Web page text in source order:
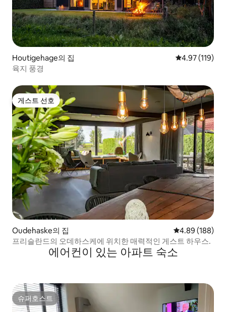
Houtigehage의 집 평점 4.97점(5
4.97 (119)
육지 풍경
게스트 선호
게스트 선호
Oudehaske의 집 평점 4.89점(5
4.89 (188)
프리슬란드의 오데하스케에 위치한 매력적인 게스트 하우스.
에어컨이 있는 아파트 숙소
슈퍼호스트
슈퍼호스트